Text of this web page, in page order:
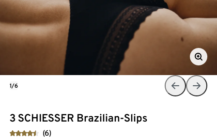
3 SCHIESSER Brazilian-Slips
(6)
1/6